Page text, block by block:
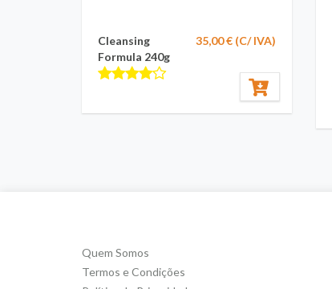
35,00 € (C/ IVA)
Cleansing
Formula 240g
Quem Somos
Termos e Condições